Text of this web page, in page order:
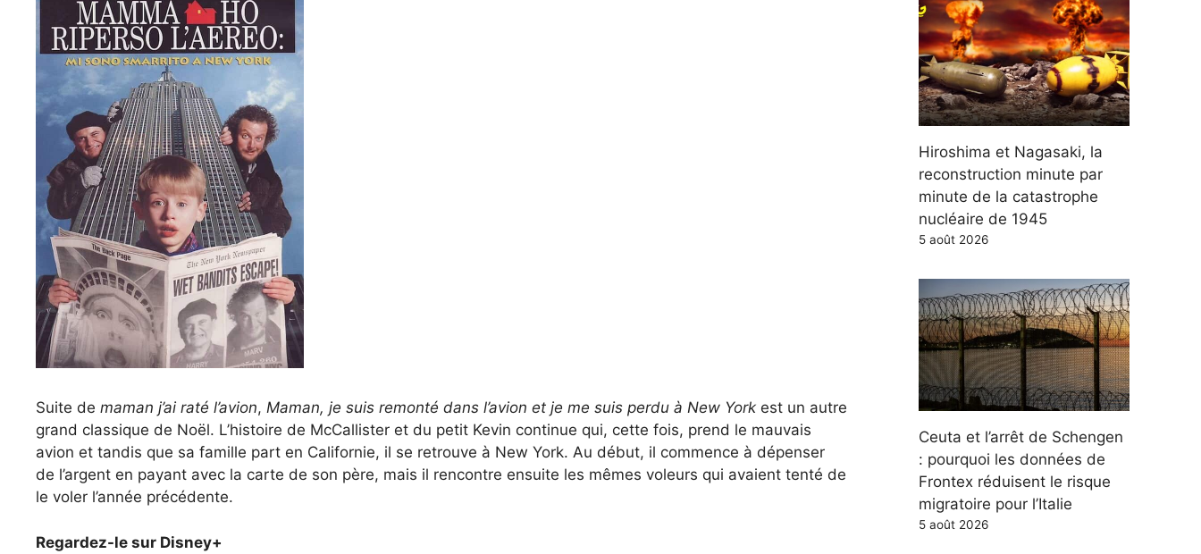
Suite de maman j’ai raté l’avion, Maman, je suis remonté dans l’avion et je me suis perdu à New York est un autre
grand classique de Noël. L’histoire de McCallister et du petit Kevin continue qui, cette fois, prend le mauvais
avion et tandis que sa famille part en Californie, il se retrouve à New York. Au début, il commence à dépenser
de l’argent en payant avec la carte de son père, mais il rencontre ensuite les mêmes voleurs qui avaient tenté de
le voler l’année précédente.
Regardez-le sur Disney+
Hiroshima et Nagasaki, la
reconstruction minute par
minute de la catastrophe
nucléaire de 1945
5 août 2026
Ceuta et l’arrêt de Schengen
: pourquoi les données de
Frontex réduisent le risque
migratoire pour l’Italie
5 août 2026